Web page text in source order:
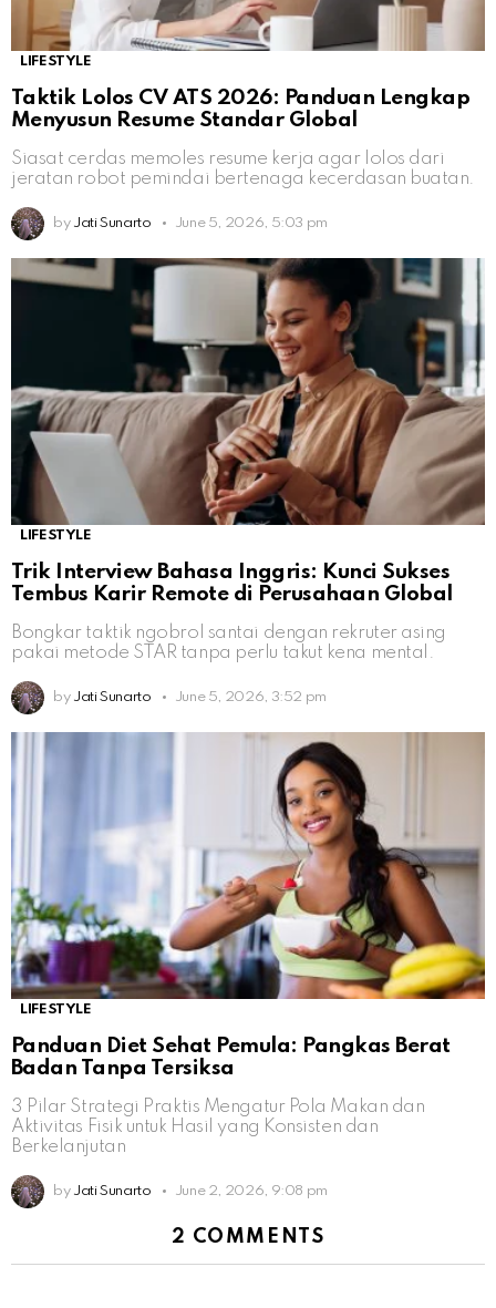
LIFESTYLE
Taktik Lolos CV ATS 2026: Panduan Lengkap
Menyusun Resume Standar Global
Siasat cerdas memoles resume kerja agar lolos dari
jeratan robot pemindai bertenaga kecerdasan buatan.
by Jati Sunarto June 5, 2026, 5:03 pm
LIFESTYLE
Trik Interview Bahasa Inggris: Kunci Sukses
Tembus Karir Remote di Perusahaan Global
Bongkar taktik ngobrol santai dengan rekruter asing
pakai metode STAR tanpa perlu takut kena mental.
by Jati Sunarto June 5, 2026, 3:52 pm
LIFESTYLE
Panduan Diet Sehat Pemula: Pangkas Berat
Badan Tanpa Tersiksa
3 Pilar Strategi Praktis Mengatur Pola Makan dan
Aktivitas Fisik untuk Hasil yang Konsisten dan
Berkelanjutan
by Jati Sunarto June 2, 2026, 9:08 pm
2 COMMENTS